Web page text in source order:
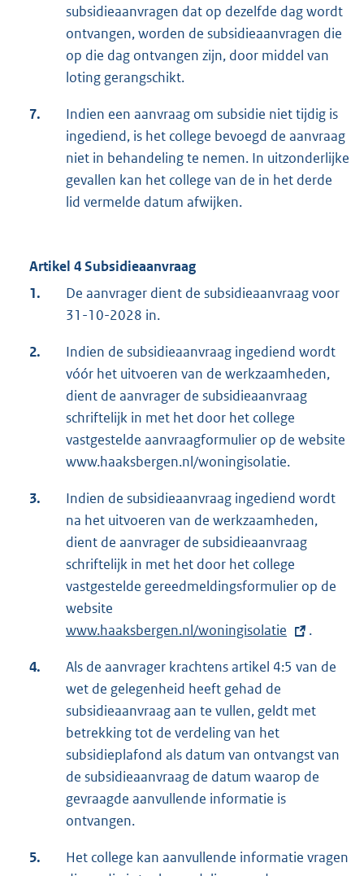
subsidieaanvragen dat op dezelfde dag wordt
ontvangen, worden de subsidieaanvragen die
op die dag ontvangen zijn, door middel van
loting gerangschikt.
7.
Indien een aanvraag om subsidie niet tijdig is
ingediend, is het college bevoegd de aanvraag
niet in behandeling te nemen. In uitzonderlijke
gevallen kan het college van de in het derde
lid vermelde datum afwijken.
Artikel 4 Subsidieaanvraag
1.
De aanvrager dient de subsidieaanvraag voor
31-10-2028 in.
2.
Indien de subsidieaanvraag ingediend wordt
vóór het uitvoeren van de werkzaamheden,
dient de aanvrager de subsidieaanvraag
schriftelijk in met het door het college
vastgestelde aanvraagformulier op de website
www.haaksbergen.nl/woningisolatie.
3.
Indien de subsidieaanvraag ingediend wordt
na het uitvoeren van de werkzaamheden,
dient de aanvrager de subsidieaanvraag
schriftelijk in met het door het college
vastgestelde gereedmeldingsformulier op de
website
x
e
r
n
e
l
i
n
k
www.haaksbergen.nl/woningisolatie .
4.
Als de aanvrager krachtens artikel 4:5 van de
wet de gelegenheid heeft gehad de
subsidieaanvraag aan te vullen, geldt met
betrekking tot de verdeling van het
subsidieplafond als datum van ontvangst van
de subsidieaanvraag de datum waarop de
gevraagde aanvullende informatie is
ontvangen.
5.
Het college kan aanvullende informatie vragen